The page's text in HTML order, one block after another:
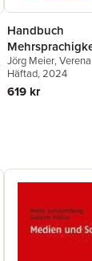
Handbuch
soziale Teilhabe
Jörg Meier,
Inci Dirim
Häftad, 2024
619 kr